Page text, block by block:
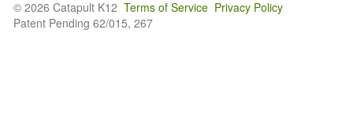
© 2026 Catapult K12 Terms of Service Privacy Policy
Patent Pending 62/015, 267